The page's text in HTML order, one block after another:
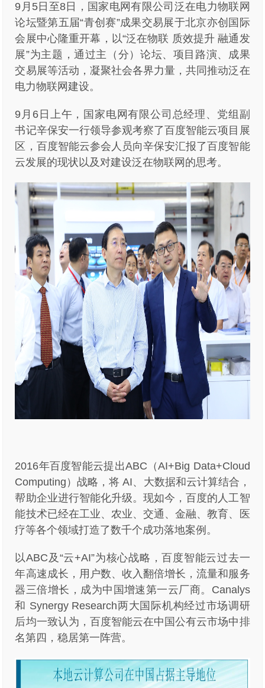
9月5日至8日，国家电网有限公司泛在电力物联网
论坛暨第五届“青创赛”成果交易展于北京亦创国际
会展中心隆重开幕，以“泛在物联 质效提升 融通发
展”为主题，通过主（分）论坛、项目路演、成果
交易展等活动，凝聚社会各界力量，共同推动泛在
电力物联网建设。
9月6日上午，国家电网有限公司总经理、党组副
书记辛保安一行领导参观考察了百度智能云项目展
区，百度智能云参会人员向辛保安汇报了百度智能
云发展的现状以及对建设泛在物联网的思考。
2016年百度智能云提出ABC（AI+Big Data+Cloud
Computing）战略，将 AI、大数据和云计算结合，
帮助企业进行智能化升级。现如今，百度的人工智
能技术已经在工业、农业、交通、金融、教育、医
疗等各个领域打造了数千个成功落地案例。
以ABC及“云+AI”为核心战略，百度智能云过去一
年高速成长，用户数、收入翻倍增长，流量和服务
器三倍增长，成为中国增速第一云厂商。Canalys
和 Synergy Research两大国际机构经过市场调研
后均一致认为，百度智能云在中国公有云市场中排
名第四，稳居第一阵营。